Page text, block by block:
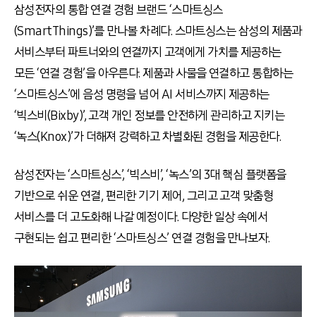
삼성전자의 통합 연결 경험 브랜드‘스마트싱스
(SmartThings)’를 만나볼 차례다.스마트싱스는 삼성의 제품과
서비스부터 파트너와의 연결까지 고객에게 가치를 제공하는
모든‘연결 경험’을 아우른다.제품과 사물을 연결하고 통합하는
‘스마트싱스’에 음성 명령을 넘어 AI서비스까지 제공하는
‘빅스비 (Bixby)’,고객 개인 정보를 안전하게 관리하고 지키는
‘녹스(Knox)’가 더해져 강력하고 차별화된 경험을 제공한다.
삼성전자는‘스마트싱스’, ‘빅스비 ’, ‘녹스’의 3대 핵심 플랫폼을
기반으로 쉬운 연결, 편리한 기기 제어,그리고 고객 맞춤형
서비스를 더 고도화해 나갈 예정이다. 다양한 일상 속에서
구현되는 쉽고 편리한‘스마트싱스’ 연결 경험을 만나보자.